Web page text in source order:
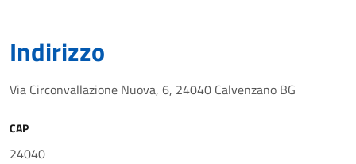
Indirizzo
Via Circonvallazione Nuova, 6, 24040 Calvenzano BG
CAP
24040